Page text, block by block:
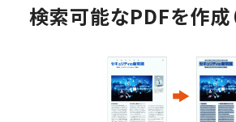
検索可能なPDFを作成